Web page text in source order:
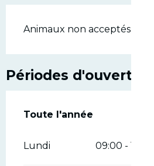
Animaux non acceptés
Périodes d'ouverture
Toute l'année
Toute l'année
Lundi 09:00 - 18:00